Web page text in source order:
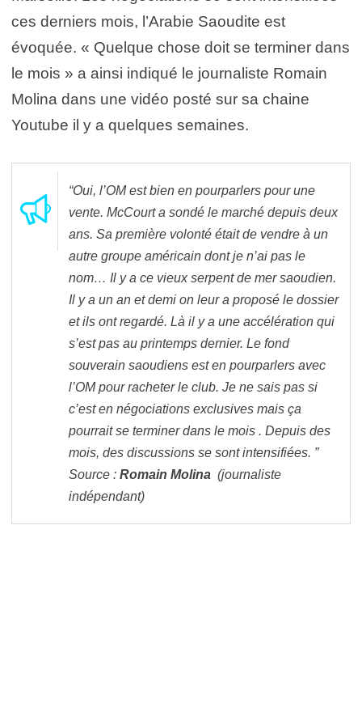
ces derniers mois, l’Arabie Saoudite est
évoquée. « Quelque chose doit se terminer dans
le mois » a ainsi indiqué le journaliste Romain
Molina dans une vidéo posté sur sa chaine
Youtube il y a quelques semaines.
“Oui, l’OM est bien en pourparlers pour une
vente. McCourt a sondé le marché depuis deux
ans. Sa première volonté était de vendre à un
autre groupe américain dont je n’ai pas le
nom… Il y a ce vieux serpent de mer saoudien.
Il y a un an et demi on leur a proposé le dossier
et ils ont regardé. Là il y a une accélération qui
s’est pas au printemps dernier. Le fond
souverain saoudiens est en pourparlers avec
l’OM pour racheter le club. Je ne sais pas si
c’est en négociations exclusives mais ça
pourrait se terminer dans le mois . Depuis des
mois, des discussions se sont intensifiées. ”
Source : Romain Molina (journaliste
indépendant)